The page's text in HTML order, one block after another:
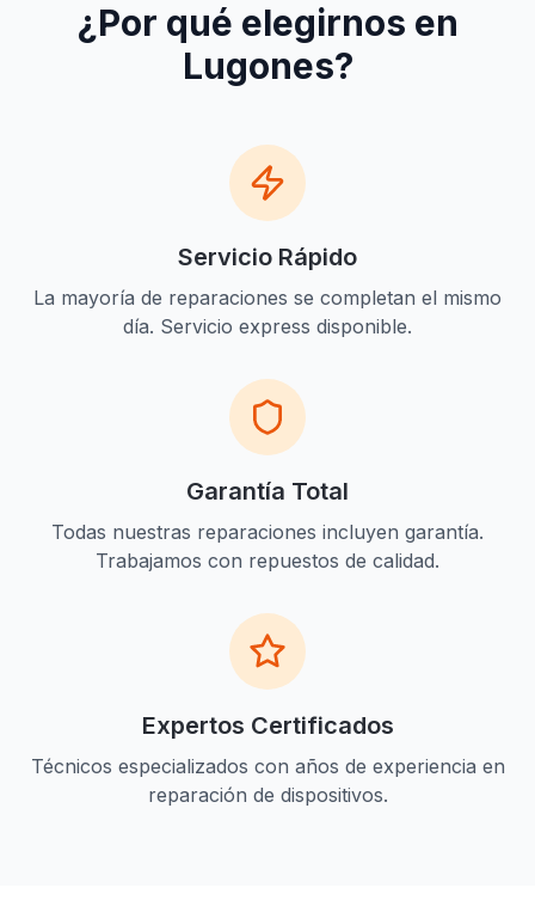
¿Por qué elegirnos en
Lugones?
Servicio Rápido
La mayoría de reparaciones se completan el mismo
día. Servicio express disponible.
Garantía Total
Todas nuestras reparaciones incluyen garantía.
Trabajamos con repuestos de calidad.
Expertos Certificados
Técnicos especializados con años de experiencia en
reparación de dispositivos.